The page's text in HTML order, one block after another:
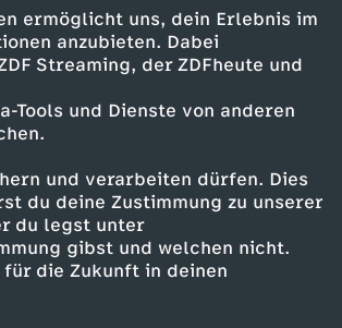
ermöglicht uns, dein Erlebnis im
anzubieten. Dabei
Streaming, der ZDFheute und
Tools und Dienste von anderen
und verarbeiten dürfen. Dies
du deine Zustimmung zu unserer
du legst unter
gibst und welchen nicht.
die Zukunft in deinen